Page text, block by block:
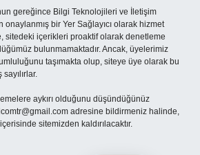
gereğince Bilgi Teknolojileri ve İletişim
onaylanmış bir Yer Sağlayıcı olarak hizmet
sitedeki içerikleri proaktif olarak denetleme
bulunmamaktadır. Ancak, üyelerimiz
taşımakta olup, siteye üye olarak bu
aykırı olduğunu düşündüğünüz
adresine bildirmeniz halinde,
sitemizden kaldırılacaktır.